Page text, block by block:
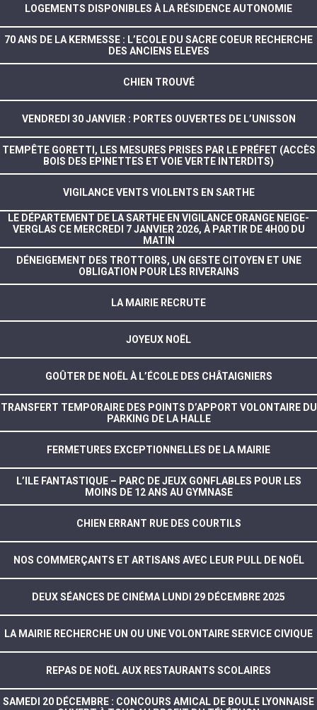
LOGEMENTS DISPONIBLES À LA RÉSIDENCE AUTONOMIE
70 ANS DE LA KERMESSE : L’ECOLE DU SACRE COEUR RECHERCHE
DES ANCIENS ELEVES
CHIEN TROUVÉ
VENDREDI 30 JANVIER : PORTES OUVERTES DE L’UNISSON
TEMPÊTE GORETTI, LES MESURES PRISES PAR LE PRÉFET (ACCÈS
BOIS DES EPINETTES ET VOIE VERTE INTERDITS)
VIGILANCE VENTS VIOLENTS EN SARTHE
LE DÉPARTEMENT DE LA SARTHE EN VIGILANCE ORANGE NEIGE-
VERGLAS CE MERCREDI 7 JANVIER 2026, À PARTIR DE 4H00 DU
MATIN
DÉNEIGEMENT DES TROTTOIRS, UN GESTE CITOYEN ET UNE
OBLIGATION POUR LES RIVERAINS
LA MAIRIE RECRUTE
JOYEUX NOËL
GOÛTER DE NOËL À L’ÉCOLE DES CHÂTAIGNIERS
TRANSFERT TEMPORAIRE DES POINTS D’APPORT VOLONTAIRE DU
PARKING DE LA HALLE
FERMETURES EXCEPTIONNELLES DE LA MAIRIE
L’ILE FANTASTIQUE – PARC DE JEUX GONFLABLES POUR LES
MOINS DE 12 ANS AU GYMNASE
CHIEN ERRANT RUE DES COURTILS
NOS COMMERÇANTS ET ARTISANS AVEC LEUR PULL DE NOËL
DEUX SÉANCES DE CINÉMA LUNDI 29 DÉCEMBRE 2025
LA MAIRIE RECHERCHE UN OU UNE VOLONTAIRE SERVICE CIVIQUE
REPAS DE NOËL AUX RESTAURANTS SCOLAIRES
SAMEDI 20 DÉCEMBRE : CONCOURS AMICAL DE BOULE LYONNAISE